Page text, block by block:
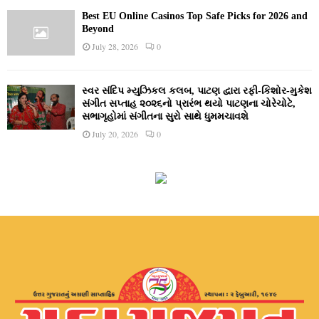
Best EU Online Casinos Top Safe Picks for 2026 and
Beyond
July 28, 2026 0
સ્વર સંદિપ મ્યુઝિકલ કલબ, પાટણ દ્વારા રફી-કિશોર-મુકેશ
સંગીત સપ્તાહ ૨૦૨૬નો પ્રારંભ થયો પાટણના ચોરેચોટે,
સભાગૃહોમાં સંગીતના સુરો સાથે ધુમમચાવશે
July 20, 2026 0